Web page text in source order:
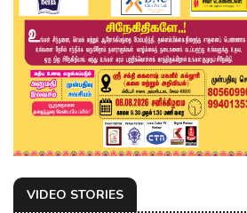
VIDEO STORIES